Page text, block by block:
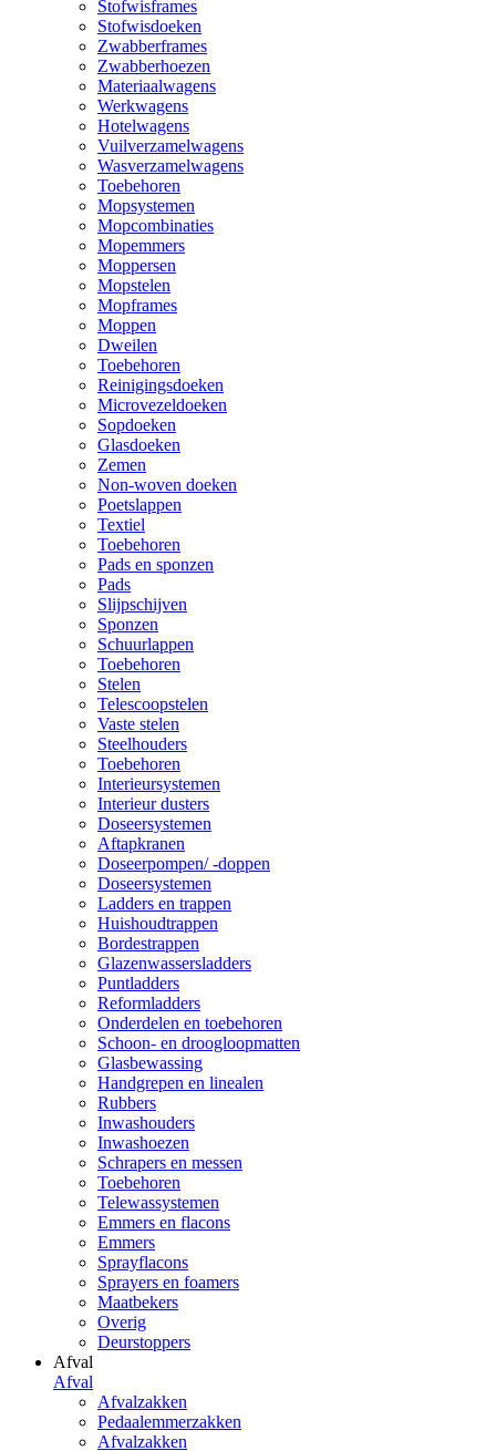
Stofwisframes
Stofwisdoeken
Zwabberframes
Zwabberhoezen
Materiaalwagens
Werkwagens
Hotelwagens
Vuilverzamelwagens
Wasverzamelwagens
Toebehoren
Mopsystemen
Mopcombinaties
Mopemmers
Moppersen
Mopstelen
Mopframes
Moppen
Dweilen
Toebehoren
Reinigingsdoeken
Microvezeldoeken
Sopdoeken
Glasdoeken
Zemen
Non-woven doeken
Poetslappen
Textiel
Toebehoren
Pads en sponzen
Pads
Slijpschijven
Sponzen
Schuurlappen
Toebehoren
Stelen
Telescoopstelen
Vaste stelen
Steelhouders
Toebehoren
Interieursystemen
Interieur dusters
Doseersystemen
Aftapkranen
Doseerpompen/ -doppen
Doseersystemen
Ladders en trappen
Huishoudtrappen
Bordestrappen
Glazenwassersladders
Puntladders
Reformladders
Onderdelen en toebehoren
Schoon- en droogloopmatten
Glasbewassing
Handgrepen en linealen
Rubbers
Inwashouders
Inwashoezen
Schrapers en messen
Toebehoren
Telewassystemen
Emmers en flacons
Emmers
Sprayflacons
Sprayers en foamers
Maatbekers
Overig
Deurstoppers
Afval
Afval
Afvalzakken
Pedaalemmerzakken
Afvalzakken